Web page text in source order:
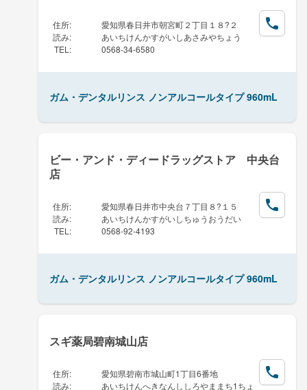
住所:
愛知県春日井市朝宮町２丁目１８?２
読み:
あいちけんかすがいしあさみやちょう
TEL : 0568-34-6580
ガム・デンタルリンス ノンアルコールタイプ 960mL
ビー・アンド・ディードラッグストア 中央台
店
住所:
愛知県春日井市中央台７丁目８?１５
読み:
あいちけんかすがいしちゅうおうだい
TEL : 0568-92-4193
ガム・デンタルリンス ノンアルコールタイプ 960mL
スギ薬局碧南城山店
住所:
愛知県碧南市城山町1丁目6番地
読み:
あいちけんへきなんししろやままち1ちょ